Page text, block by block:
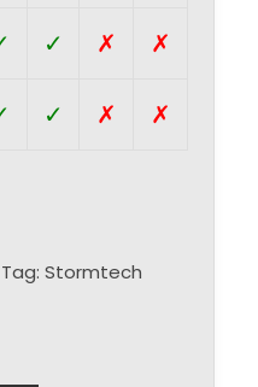
✓ ✗ ✗
✓ ✗ ✗
Tag:Stormtech